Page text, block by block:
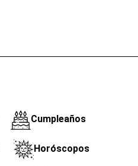
Cumpleaños
Horóscopos